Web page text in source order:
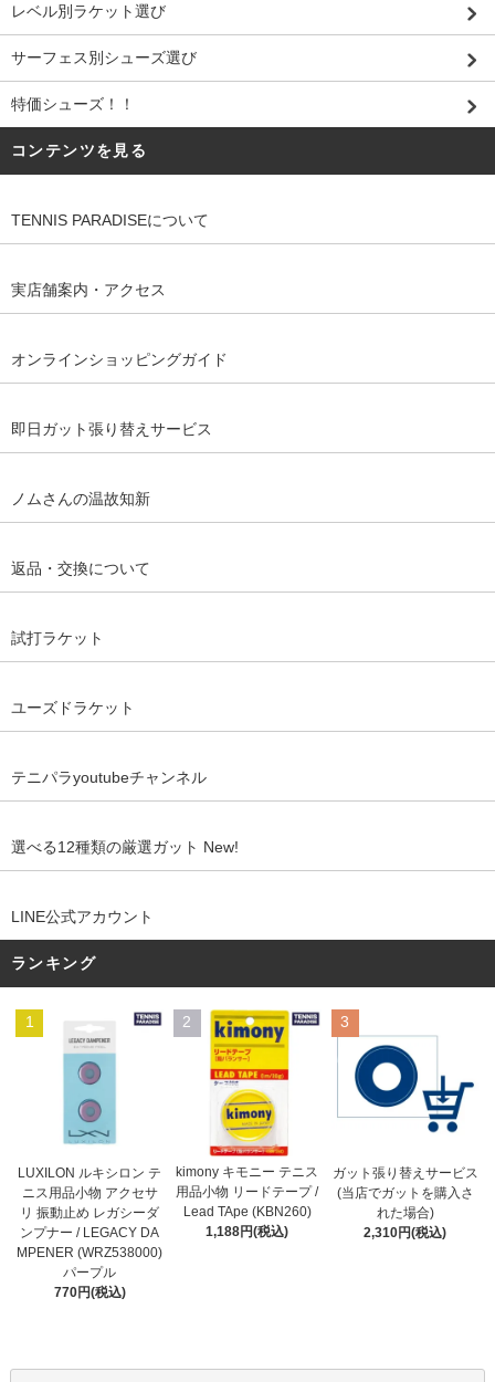
レベル別ラケット選び
サーフェス別シューズ選び
特価シューズ！！
コンテンツを見る
TENNIS PARADISEについて
実店舗案内・アクセス
オンラインショッピングガイド
即日ガット張り替えサービス
ノムさんの温故知新
返品・交換について
試打ラケット
ユーズドラケット
テニパラyoutubeチャンネル
選べる12種類の厳選ガット New!
LINE公式アカウント
ランキング
1
LUXILON ルキシロン テ
ニス用品小物 アクセサ
リ 振動止め レガシーダ
ンプナー / LEGACY DA
MPENER (WRZ538000)
パープル
770円(税込)
2
kimony キモニー テニス
用品小物 リードテープ /
Lead TApe (KBN260)
1,188円(税込)
3
ガット張り替えサービス
(当店でガットを購入さ
れた場合)
2,310円(税込)